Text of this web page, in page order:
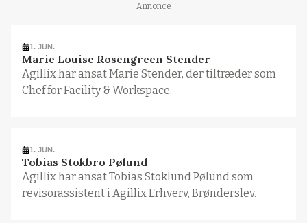
Annonce
1. JUN.
Marie Louise Rosengreen Stender
Agillix har ansat Marie Stender, der tiltræder som
Chef for Facility & Workspace.
1. JUN.
Tobias Stokbro Pølund
Agillix har ansat Tobias Stoklund Pølund som
revisorassistent i Agillix Erhverv, Brønderslev.